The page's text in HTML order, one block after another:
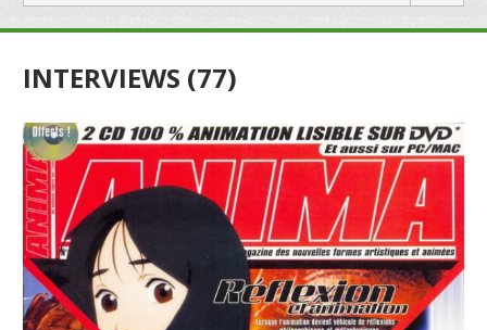
INTERVIEWS (77)